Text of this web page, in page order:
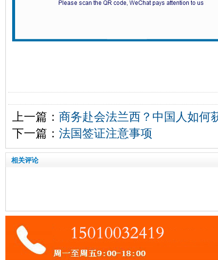
上一篇： 商务赴会法兰西？中国人如何
下一篇： 法国签证注意事项
相关评论